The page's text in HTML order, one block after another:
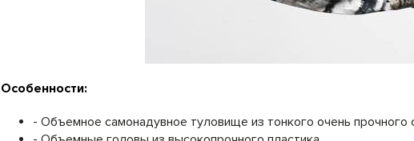
Особенности:
- Объемное самонадувное туловище из тонкого очень прочного